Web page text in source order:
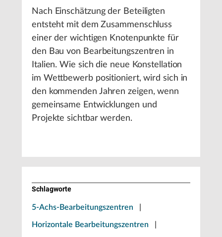
Nach Einschätzung der Beteiligten
entsteht mit dem Zusammenschluss
einer der wichtigen Knotenpunkte für
den Bau von Bearbeitungszentren in
Italien. Wie sich die neue Konstellation
im Wettbewerb positioniert, wird sich in
den kommenden Jahren zeigen, wenn
gemeinsame Entwicklungen und
Projekte sichtbar werden.
Schlagworte
5-Achs-Bearbeitungszentren
Horizontale Bearbeitungszentren